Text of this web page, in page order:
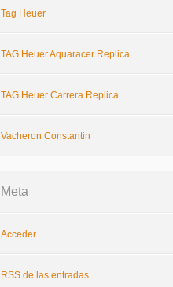
Tag Heuer
TAG Heuer Aquaracer Replica
TAG Heuer Carrera Replica
Vacheron Constantin
Meta
Acceder
RSS de las entradas